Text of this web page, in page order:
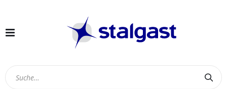
Navigation